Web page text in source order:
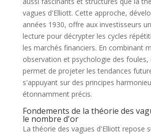
vagues d'Elliott. Cette approche,
années 1930, offre aux investisseurs
lecture pour décrypter les cycles
les marchés financiers. En combinant
observation et psychologie des
permet de projeter les tendances
s'appuyant sur des principes
étonnamment précis.
Fondements de la théorie des
le nombre d'or
La théorie des vagues d'Elliott repose